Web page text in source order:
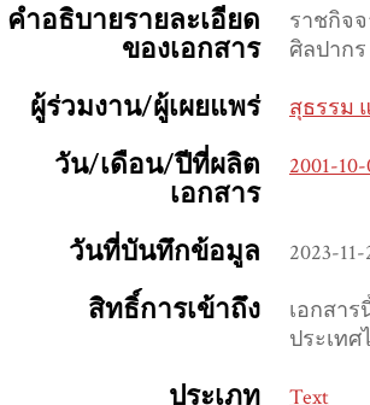
คำอธิบายรายละเอียด
ของเอกสาร
ราชกิจจ
ศิลปากร
ผู้ร่วมงาน/ผู้เผยแพร่ สุธรรม
วัน/เดือน/ปีที่ผลิต
เอกสาร
2001-
วันที่บันทึกข้อมูล 2023-11-
สิทธิ์การเข้าถึง
เอกสา
ประเทศ
ประเภท Text